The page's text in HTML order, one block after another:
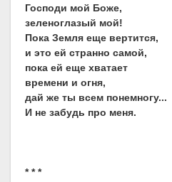
Господи мой Боже,
зеленоглазый мой!
Пока Земля еще вертится,
и это ей странно самой,
пока ей еще хватает
времени и огня,
дай же ты всем понемногу...
И не забудь про меня.
* * *